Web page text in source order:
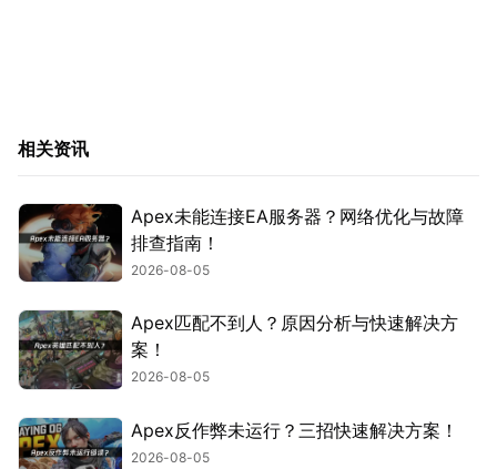
相关资讯
Apex未能连接EA服务器？网络优化与故障
排查指南！
2026-08-05
Apex匹配不到人？原因分析与快速解决方
案！
2026-08-05
Apex反作弊未运行？三招快速解决方案！
2026-08-05